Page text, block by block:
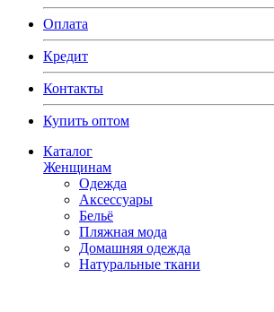
Оплата
Кредит
Контакты
Купить оптом
Каталог
Женщинам
Одежда
Аксессуары
Бельё
Пляжная мода
Домашняя одежда
Натуральные ткани